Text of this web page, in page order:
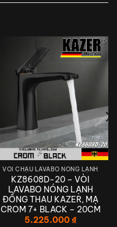
VÒI CHẬU LAVABO NÓNG LẠNH
KZ8608D-20 – VÒI
LAVABO NÓNG LẠNH
ĐỒNG THAU KAZER, MẠ
CROM 7+ BLACK – 20CM
5.225.000₫